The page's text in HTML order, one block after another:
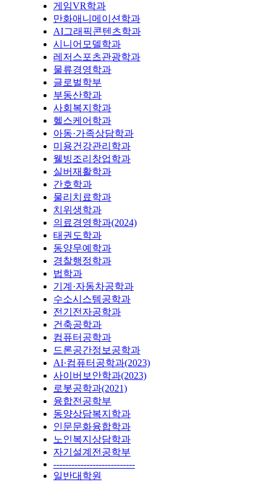
게임VR학과
만화애니메이션학과
AI그래픽콘텐츠학과
시니어모델학과
레저스포츠관광학과
물류경영학과
글로벌학부
부동산학과
사회복지학과
헬스케어학과
아동·가족상담학과
미용건강관리학과
웰빙조리창업학과
실버재활학과
간호학과
물리치료학과
치위생학과
의료경영학과(2024)
태권도학과
동양무예학과
경찰행정학과
법학과
기계·자동차공학과
수소시스템공학과
전기전자공학과
건축공학과
컴퓨터공학과
드론공간정보공학과
AI·컴퓨터공학과(2023)
사이버보안학과(2023)
로봇공학과(2021)
융합전공학부
동양상담복지학과
인문문화융합학과
노인복지상담학과
자기설계전공학부
---------------------------
일반대학원